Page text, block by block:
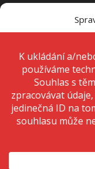
technologie, jako jsou
zážitek z prohlížení a
těmito technologiemi
při procházení nebo
odvolání souhlasu
Pondělí – Pátek
Sobota
Neděle